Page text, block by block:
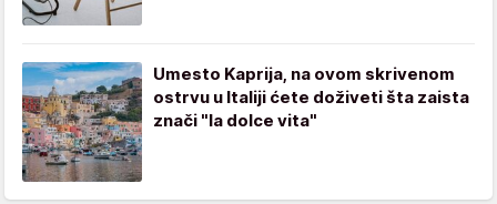
Umesto Kaprija, na ovom skrivenom
ostrvu u Italiji ćete doživeti šta zaista
znači "la dolce vita"